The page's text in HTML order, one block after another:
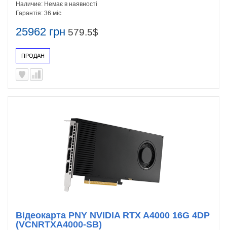
25962 грн 579.5$
ПРОДАН
Наличие: Немає в наявності
Гарантія: 36 міс
Відеокарта PNY NVIDIA RTX A4000 16G 4DP
(VCNRTXA4000-SB)